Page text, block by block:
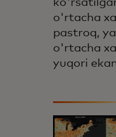
o'rtacha
pastroq,
o'rtacha
yuqori